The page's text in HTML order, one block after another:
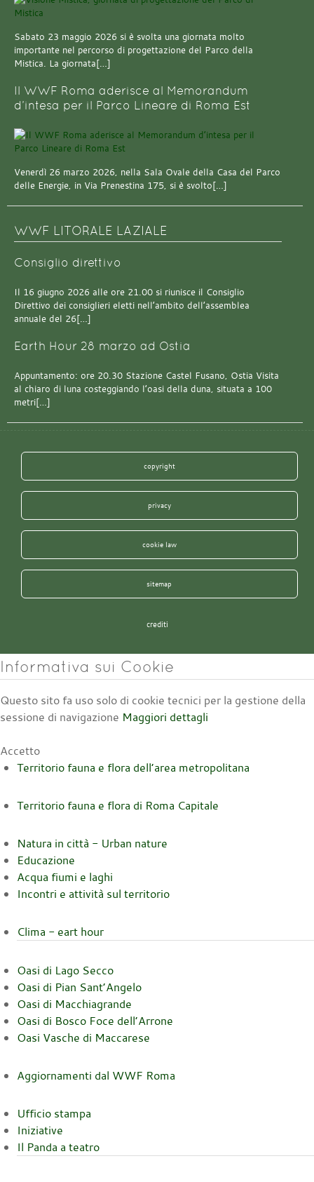
Sabato 23 maggio 2026 si è svolta una giornata molto
importante nel percorso di progettazione del Parco della
Mistica. La giornata[…]
Il WWF Roma aderisce al Memorandum
d’intesa per il Parco Lineare di Roma Est
Venerdì 26 marzo 2026, nella Sala Ovale della Casa del Parco
delle Energie, in Via Prenestina 175, si è svolto[…]
WWF LITORALE LAZIALE
Consiglio direttivo
Il 16 giugno 2026 alle ore 21.00 si riunisce il Consiglio
Direttivo dei consiglieri eletti nell’ambito dell’assemblea
annuale del 26[…]
Earth Hour 28 marzo ad Ostia
Appuntamento: ore 20.30 Stazione Castel Fusano, Ostia Visita
al chiaro di luna costeggiando l’oasi della duna, situata a 100
metri[…]
copyright
privacy
cookie law
sitemap
crediti
Informativa sui Cookie
Questo sito fa uso solo di cookie tecnici per la gestione della
sessione di navigazione Maggiori dettagli
Accetto
Territorio fauna e flora dell’area metropolitana
Territorio fauna e flora di Roma Capitale
Natura in città - Urban nature
Educazione
Acqua fiumi e laghi
Incontri e attività sul territorio
Clima - eart hour
Oasi di Lago Secco
Oasi di Pian Sant’Angelo
Oasi di Macchiagrande
Oasi di Bosco Foce dell’Arrone
Oasi Vasche di Maccarese
Aggiornamenti dal WWF Roma
Ufficio stampa
Iniziative
Il Panda a teatro